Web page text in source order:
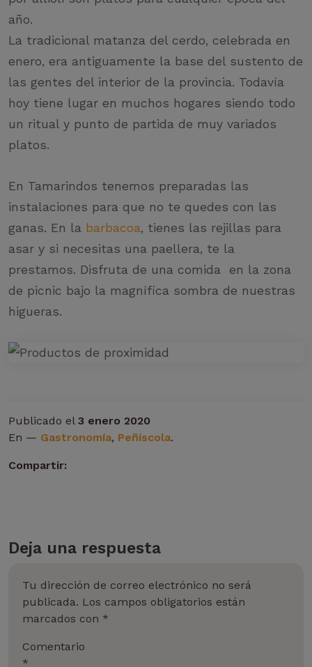
año.
La tradicional matanza del cerdo, celebrada en
enero, era antiguamente la base del sustento de
las gentes del interior de la provincia. Todavía
hoy tiene lugar en muchos hogares siendo todo
un ritual y punto de partida de muy variados
platos.
En Tamarindos tenemos preparadas las
instalaciones para que no te quedes con las
ganas. En la barbacoa, tienes las rejillas para
asar y si necesitas una paellera, te la
prestamos. Disfruta de una comida en la zona
de picnic bajo la magnífica sombra de nuestras
higueras.
Publicado el 3 enero 2020
En — Gastronomía, Peñíscola.
Compartir:
Deja una respuesta
Tu dirección de correo electrónico no será
publicada. Los campos obligatorios están
marcados con *
Comentario
*